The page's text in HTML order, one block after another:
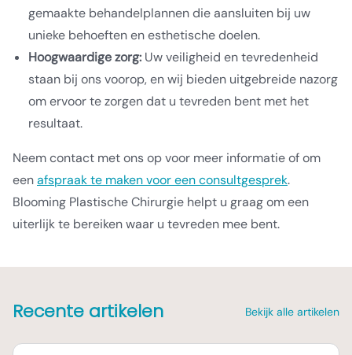
gemaakte behandelplannen die aansluiten bij uw
unieke behoeften en esthetische doelen.
Hoogwaardige zorg: Uw veiligheid en tevredenheid
staan bij ons voorop, en wij bieden uitgebreide nazorg
om ervoor te zorgen dat u tevreden bent met het
resultaat.
Neem contact met ons op voor meer informatie of om
eenafspraak te maken voor een consultgesprek.
Blooming Plastische Chirurgie helpt u graag om een
uiterlijk te bereiken waar u tevreden mee bent.
Recente artikelen Bekijk alle artikelen